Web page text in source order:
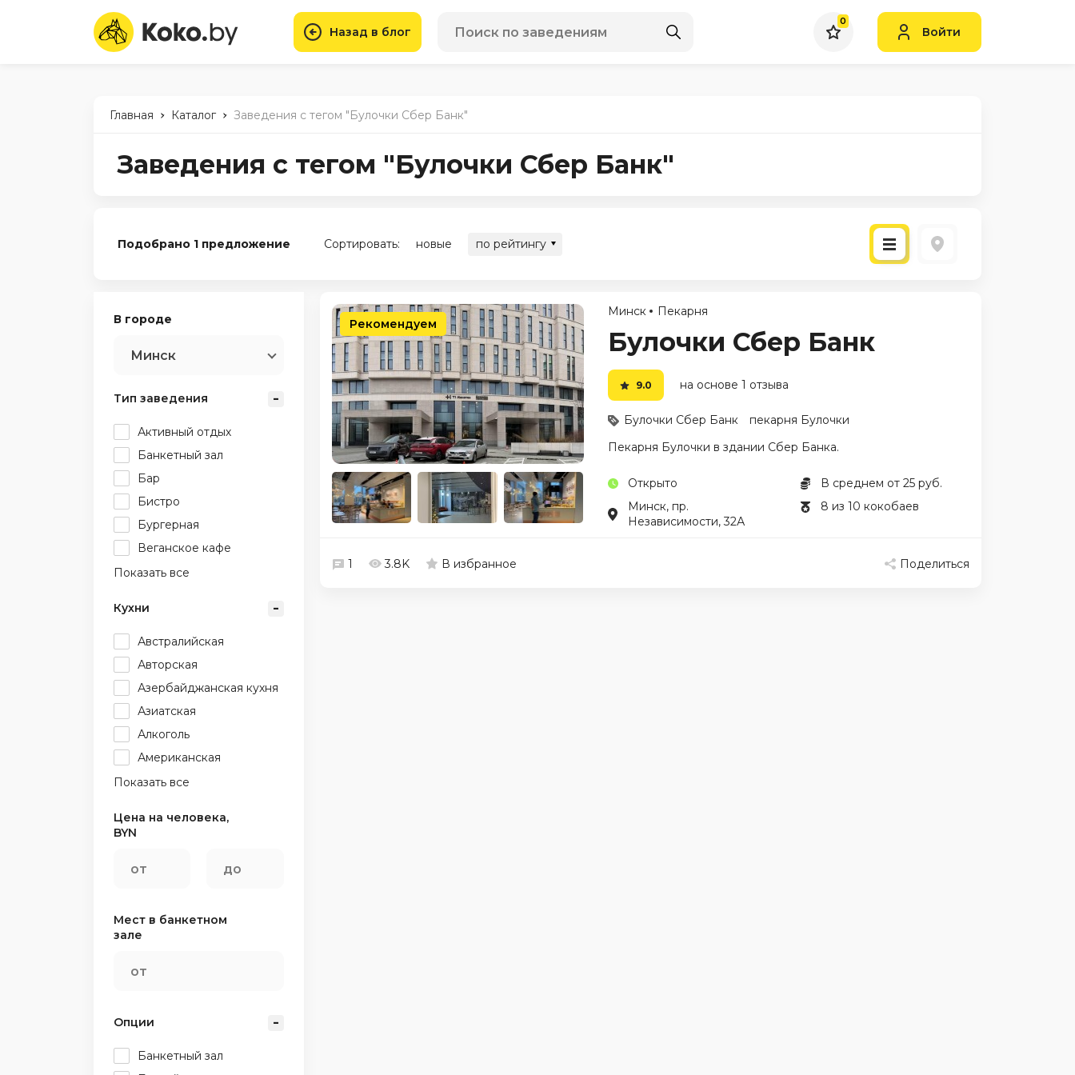
Назад в блог
0
Войти
Главная - Каталог - Заведения с тегом "Булочки Сбер Банк"
Заведения с тегом "Булочки Сбер Банк"
Подобрано 1 предложение Сортировать: новые по рейтингу
В городе
Минск
Тип заведения
Активный отдых
Банкетный зал
Бар
Бистро
Бургерная
Веганское кафе
Показать все
Кухни
Австралийская
Авторская
Азербайджанская кухня
Азиатская
Алкоголь
Американская
Показать все
Цена на человека,
BYN
Мест в банкетном
зале
Опции
Банкетный зал
Рекомендуем
Минск Пекарня
Булочки Сбер Банк
9.0 на основе 1 отзыва
Булочки Сбер Банк
пекарня Булочки
Пекарня Булочки в здании Сбер Банка.
Открыто
В среднем от 25 руб.
Минск, пр.
Независимости, 32А
8 из 10 кокобаев
1 3.8K В избранное Поделиться